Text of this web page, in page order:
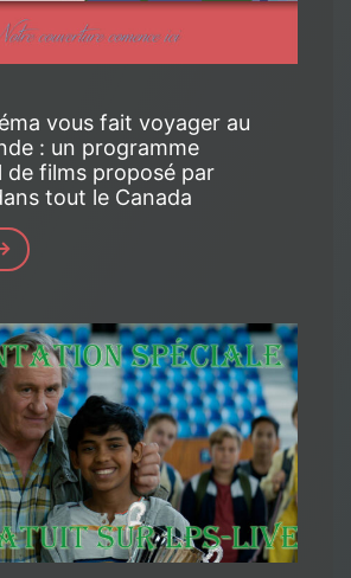
vous fait voyager au
: un programme
de films proposé par
tout le Canada